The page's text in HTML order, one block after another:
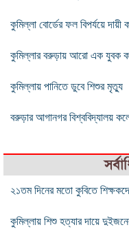
কুমিল্লা বোর্ডের ফল বিপর্যয়ে দায়ী
কুমিল্লার বরুড়ায় আরো এক যুবক
কুমিল্লায় পানিতে ডুবে শিশুর মৃত্যু
বরুড়ার আগানগর বিশ্ববিদ্যালয়
২১তম দিনের মতো কুবিতে
কুমিল্লায় শিশু হত্যার দায়ে